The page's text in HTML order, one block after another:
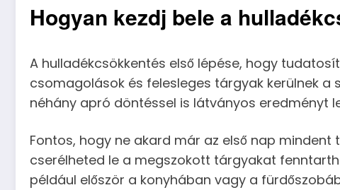
Hogyan kezdj bele a
A hulladékcsökkentés első lépése, hogy
csomagolások és felesleges tárgyak kerülnek a
néhány apró döntéssel is látványos eredményt
Fontos, hogy ne akard már az első nap
cserélheted le a megszokott tárgyakat
például először a konyhában vagy a